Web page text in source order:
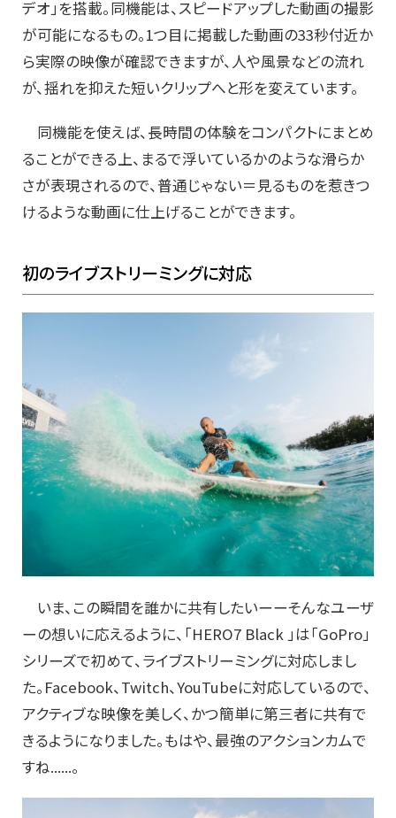
デオ」を搭載。同機能は、スピードアップした動画の撮影
が可能になるもの。1つ目に掲載した動画の33秒付近か
ら実際の映像が確認できますが、人や風景などの流れ
が、揺れを抑えた短いクリップへと形を変えています。
同機能を使えば、長時間の体験をコンパクトにまとめ
ることができる上、まるで浮いているかのような滑らか
さが表現されるので、普通じゃない＝見るものを惹きつ
けるような動画に仕上げることができます。
初のライブストリーミングに対応
いま、この瞬間を誰かに共有したいーーそんなユーザ
ーの想いに応えるように、「HERO7 Black 」は「GoPro」
シリーズで初めて、ライブストリーミングに対応しまし
た。Facebook、Twitch、YouTubeに対応しているので、
アクティブな映像を美しく、かつ簡単に第三者に共有で
きるようになりました。もはや、最強のアクションカムで
すね......。